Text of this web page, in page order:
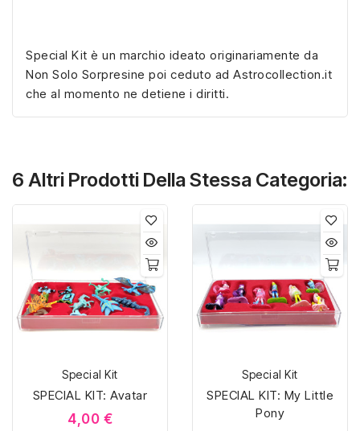
Special Kit è un marchio ideato originariamente da
Non Solo Sorpresine poi ceduto ad Astrocollection.it
che al momento ne detiene i diritti.
6 Altri Prodotti Della Stessa Categoria:
Special Kit
SPECIAL KIT: Avatar
4,00 €
Special Kit
SPECIAL KIT: My Little
Pony